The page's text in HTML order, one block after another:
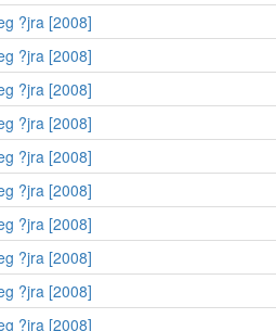
?jra [2008]
?jra [2008]
?jra [2008]
?jra [2008]
?jra [2008]
?jra [2008]
?jra [2008]
?jra [2008]
?jra [2008]
?jra [2008]